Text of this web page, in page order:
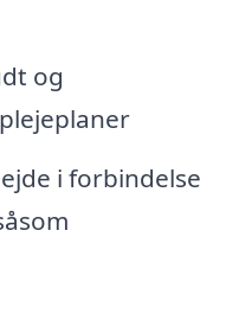
og
i forbindelse